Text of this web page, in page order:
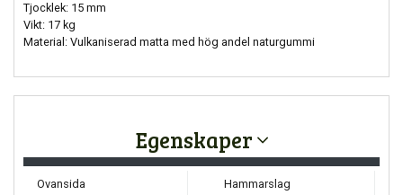
Tjocklek: 15 mm
Vikt: 17 kg
Material: Vulkaniserad matta med hög andel naturgummi
Egenskaper
Ovansida Hammarslag